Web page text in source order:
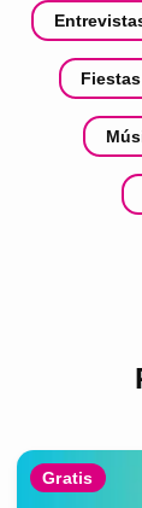
Fiestas
Gratis